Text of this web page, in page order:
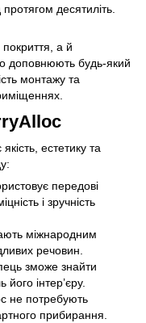
протягом десятиліть.
а й
доповнюють будь-який
монтажу та
естетику та
передові
і зручність
міжнародним
речовин.
зможе знайти
його інтер’єру.
не потребують
прибирання.